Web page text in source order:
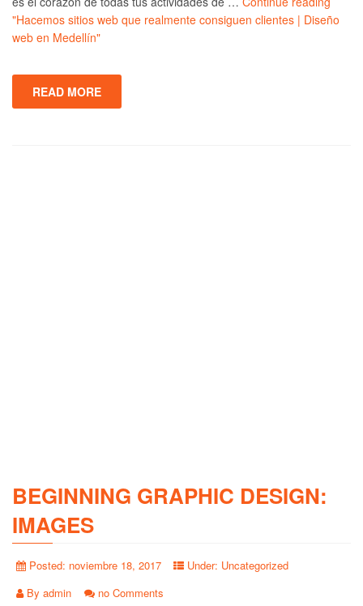
"Hacemos sitios web que realmente consiguen clientes | Diseño
web en Medellín"
READ MORE
BEGINNING GRAPHIC DESIGN:
IMAGES
Posted: noviembre 18, 2017 Under: Uncategorized
By admin no Comments